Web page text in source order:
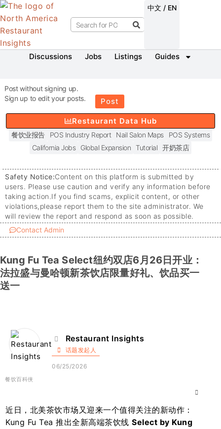
中文 / EN
Discussions Jobs Listings Guides
Post without signing up.
Sign up to edit your posts.
Post
Restaurant Data Hub
餐饮业报告 POS Industry Report Nail Salon Maps
POS Systems
California Jobs
Global Expansion Tutorial 开奶茶店
Safety Notice:Content on this platform is submitted by
users. Please use caution and verify any information before
taking action.If you find scams, explicit content, or other
violations,please report them to the site administrator. We
will review the report and respond as soon as possible.
Contact Admin
Kung Fu Tea Select纽约双店6月26日开业：
法拉盛与曼哈顿新茶饮店限量好礼、饮品买一
送一
Restaurant Insights
话题发起人
06/25/2026
餐饮百科侠
近日，北美茶饮市场又迎来一个值得关注的新动作：
Kung Fu Tea 推出全新高端茶饮线 Select by Kung